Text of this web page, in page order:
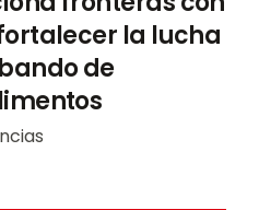
la lucha
de